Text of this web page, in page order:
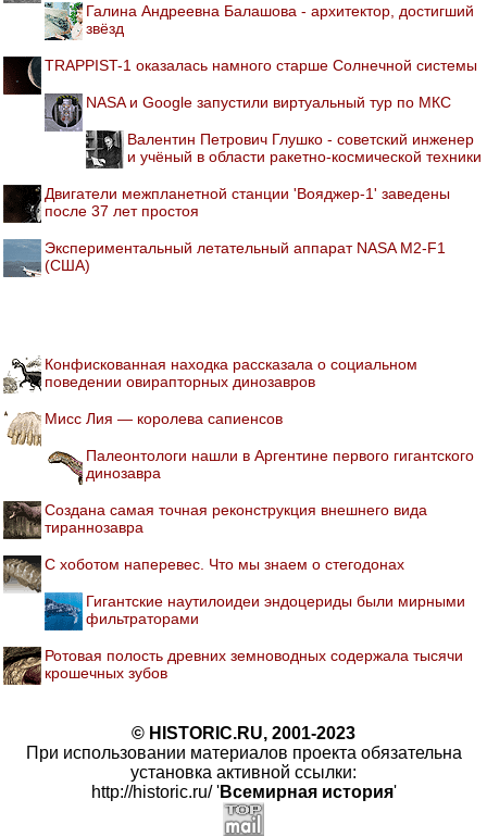
Галина Андреевна Балашова - архитектор, достигший
звёзд
TRAPPIST-1 оказалась намного старше Солнечной системы
NASA и Google запустили виртуальный тур по МКС
Валентин Петрович Глушко - советский инженер
и учёный в области ракетно-космической техники
Двигатели межпланетной станции 'Вояджер-1' заведены
после 37 лет простоя
Экспериментальный летательный аппарат NASA M2-F1
(США)
Конфискованная находка рассказала о социальном
поведении овирапторных динозавров
Мисс Лия — королева сапиенсов
Палеонтологи нашли в Аргентине первого гигантского
динозавра
Создана самая точная реконструкция внешнего вида
тираннозавра
С хоботом наперевес. Что мы знаем о стегодонах
Гигантские наутилоидеи эндоцериды были мирными
фильтраторами
Ротовая полость древних земноводных содержала тысячи
крошечных зубов
© HISTORIC.RU, 2001-2023
При использовании материалов проекта обязательна
установка активной ссылки:
http://historic.ru/ 'Всемирная история'